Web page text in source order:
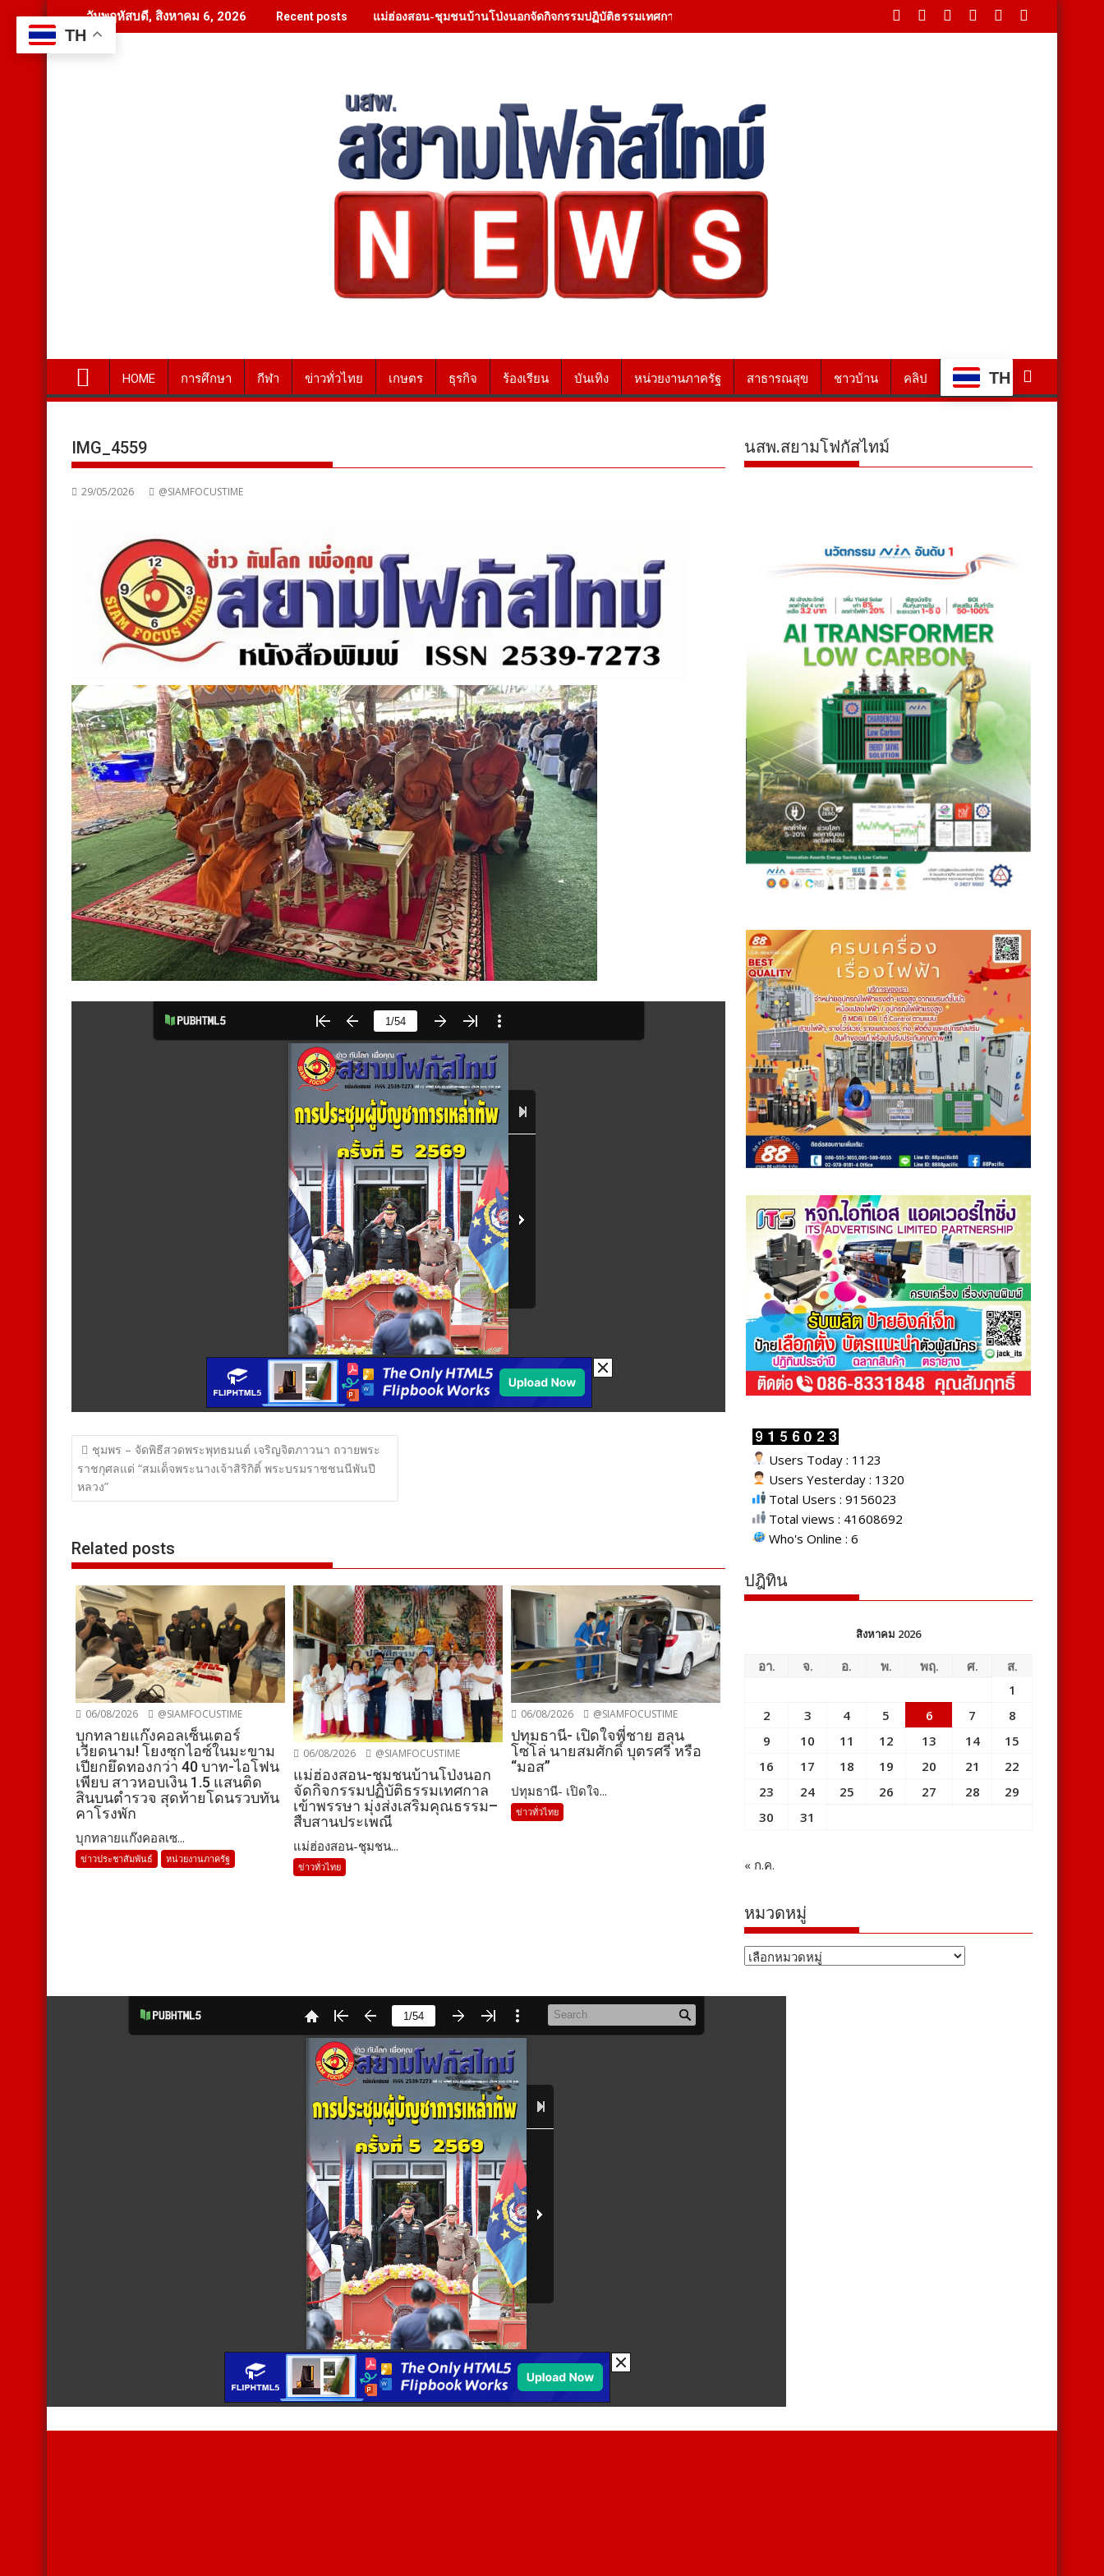
to
content
วันพฤหัสบดี, สิงหาคม 6, 2026 Recent posts แม่ฮ่องสอน-ชุมชนบ้านโป่งนอกจัดกิจกรรมปฏิบัติธรรมเทศกาลเข้าพรรษา มุ่งส่งเสริมคุณธรรม–สืบสานประเพณี
HOME การศึกษา กีฬา ข่าวทั่วไทย เกษตร ธุรกิจ ร้องเรียน บันเทิง หน่วยงานภาครัฐ สาธารณสุข ชาวบ้าน คลิป TH
IMG_4559
29/05/2026 @SIAMFOCUSTIME
แนะแนว
เรื่อง
ชุมพร – จัดพิธีสวดพระพุทธมนต์ เจริญจิตภาวนา ถวายพระ
ราชกุศลแด่ “สมเด็จพระนางเจ้าสิริกิติ์ พระบรมราชชนนีพันปี
หลวง”
Related posts
06/08/2026 @SIAMFOCUSTIME
บุกทลายแก๊งคอลเซ็นเตอร์
เวียดนาม! โยงซุกไอซ์ในมะขาม
เปียกยึดทองกว่า 40 บาท-ไอโฟน
เพียบ สาวหอบเงิน 1.5 แสนติด
สินบนตำรวจ สุดท้ายโดนรวบทัน
คาโรงพัก
บุกทลายแก๊งคอลเซ...
ข่าวประชาสัมพันธ์ หน่วยงานภาครัฐ
06/08/2026 @SIAMFOCUSTIME
แม่ฮ่องสอน-ชุมชนบ้านโป่งนอก
จัดกิจกรรมปฏิบัติธรรมเทศกาล
เข้าพรรษา มุ่งส่งเสริมคุณธรรม–
สืบสานประเพณี
แม่ฮ่องสอน-ชุมชน...
ข่าวทั่วไทย
06/08/2026 @SIAMFOCUSTIME
ปทุมธานี- เปิดใจพี่ชาย ฮลุน
โซโล่ นายสมศักดิ์ บุตรศรี หรือ
“มอส”
ปทุมธานี- เปิดใจ...
ข่าวทั่วไทย
นสพ.สยามโฟกัสไทม์
Users Today : 1123
Users Yesterday : 1320
Total Users : 9156023
Total views : 41608692
Who's Online : 6
ปฎิทิน
สิงหาคม 2026
อา. จ. อ. พ. พฤ. ศ.
ส.
1
2
3 4 5 6 7
8
9
10 11 12 13 14
15
16
17 18 19 20 21
22
23
24 25 26 27 28
29
30
31
« ก.ค.
หมวดหมู่
หมวด
TH